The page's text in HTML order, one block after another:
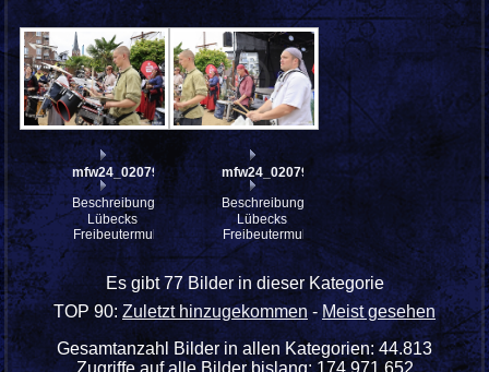
mfw24_0207957
Beschreibung:
Lübecks
Freibeutermukke
mfw24_0207956
Beschreibung:
Lübecks
Freibeutermukke
Es gibt 77 Bilder in dieser Kategorie
TOP 90:Zuletzt hinzugekommen-Meist gesehen
Gesamtanzahl Bilder in allen Kategorien: 44.813